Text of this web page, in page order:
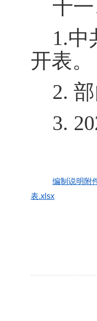
十
1.中
开表。
2.
3.
编制说明附
表.xlsx